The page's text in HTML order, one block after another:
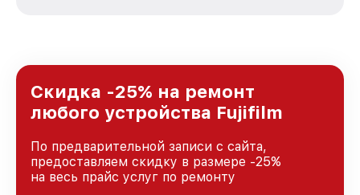
Ростове-на-Дону, постоянно повышая уровень
доверия и лояльности наших клиентов.
Скидка -25% на ремонт
любого устройства Fujifilm
По предварительной записи с сайта,
предоставляем скидку в размере -25%
на весь прайс услуг по ремонту